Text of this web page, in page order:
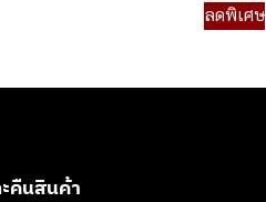
ลดพิเศษ
คืนสินค้า